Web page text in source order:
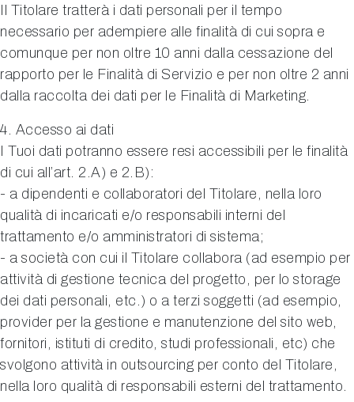
Il Titolare tratterà i dati personali per il tempo
necessario per adempiere alle finalità di cui sopra e
comunque per non oltre 10 anni dalla cessazione del
rapporto per le Finalità di Servizio e per non oltre 2 anni
dalla raccolta dei dati per le Finalità di Marketing.
4. Accesso ai dati
I Tuoi dati potranno essere resi accessibili per le finalità
di cui all’art. 2.A) e 2.B):
- a dipendenti e collaboratori del Titolare, nella loro
qualità di incaricati e/o responsabili interni del
trattamento e/o amministratori di sistema;
- a società con cui il Titolare collabora (ad esempio per
attività di gestione tecnica del progetto, per lo storage
dei dati personali, etc.) o a terzi soggetti (ad esempio,
provider per la gestione e manutenzione del sito web,
fornitori, istituti di credito, studi professionali, etc) che
svolgono attività in outsourcing per conto del Titolare,
nella loro qualità di responsabili esterni del trattamento.